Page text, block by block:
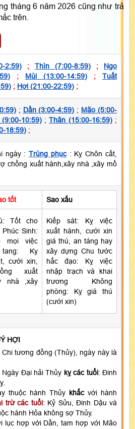
tháng 6 năm 2026 cũng như trả
trên.
2:59) ; Thìn (7:00-8:59) ; Ngọ
; Mùi (13:00-14:59) ; Tuất
; Hợi (21:00-22:59) ;
; Dần (3:00-4:59) ; Mão (5:00-
(9:00-10:59);Thân (15:00-16:59);
18:59) ;
ngày : Trùng phục: Kỵ Chôn cất,
chồng xuất hành,xây nhà ,xây mồ
tốt Sao xấu
Tốt cho
Sinh:
mọi việc
Kỵ
cưới xin,
xuất
nhà ,xây
Kiếp sát: Kỵ việc
xuất hành, cưới xin
giá thú, an táng hay
xây dựng Chu tước
hắc đạo: Kỵ việc
nhập trạch và khai
trương Không
phòng: Kỵ giá thú
(cưới xin)
HỢI
tương đồng (Thủy), ngày này là
Ngày Đại hải Thủy kỵ các tuổi: Đinh
thuộc hành Thủy khắcvới hành
trừ các tuổi: Kỷ Sửu, Đinh Dậu và
hành Hỏa không sợ Thủy.
lục hợp với Dần, tam hợp với Mão